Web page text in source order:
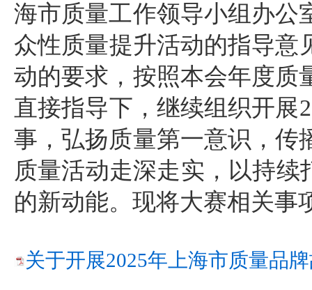
海市质量工作领导小组办公
众性质量提升活动的指导意
动的要求，按照本会年度质
直接指导下，继续组织开展
事，弘扬质量第一意识，传
质量活动走深走实，以持续
的新动能。现将大赛相关事
关于开展2025年上海市质量品